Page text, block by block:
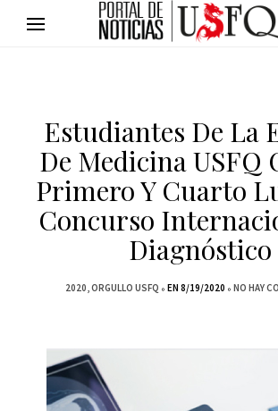
Estudiantes De La
De Medicina USFQ
Primero Y Cuarto
Concurso
Diagnóstico
2020 ORGULLO USFQ EN 8/19/2020 NO HAY